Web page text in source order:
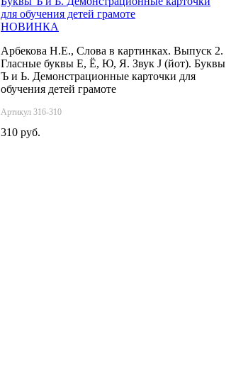
НОВИНКА
Арбекова Н.Е., Слова в картинках. Выпуск 2.
Гласные буквы Е, Ё, Ю, Я. Звук J (йот). Буквы
Ъ и Ь. Демонстрационные карточки для
обучения детей грамоте
Артикул 316-310
310 руб.